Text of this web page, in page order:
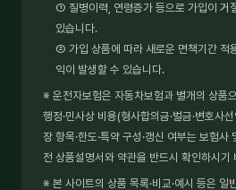
① 질병이력, 연령증가 등으로 가입이 거
있습니다.
② 가입 상품에 따라 새로운 면책기간 적
익이 발생할 수 있습니다.
※ 운전자보험은 자동차보험과 별개의 상품
행정·민사상 비용(형사합의금·벌금·변호사
장 항목·한도·특약 구성·갱신 여부는 보험
전 상품설명서와 약관을 반드시 확인하시기
※ 본 사이트의 상품 목록·비교·예시 등은 일